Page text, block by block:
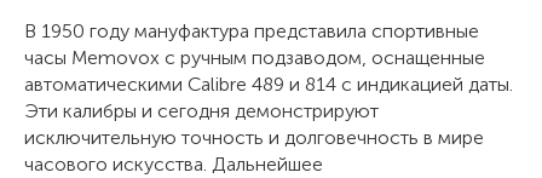
В 1950 году мануфактура представила спортивные
часы Memovox с ручным подзаводом, оснащенные
автоматическими Calibre 489 и 814 с индикацией даты.
Эти калибры и сегодня демонстрируют
исключительную точность и долговечность в мире
часового искусства. Дальнейшее